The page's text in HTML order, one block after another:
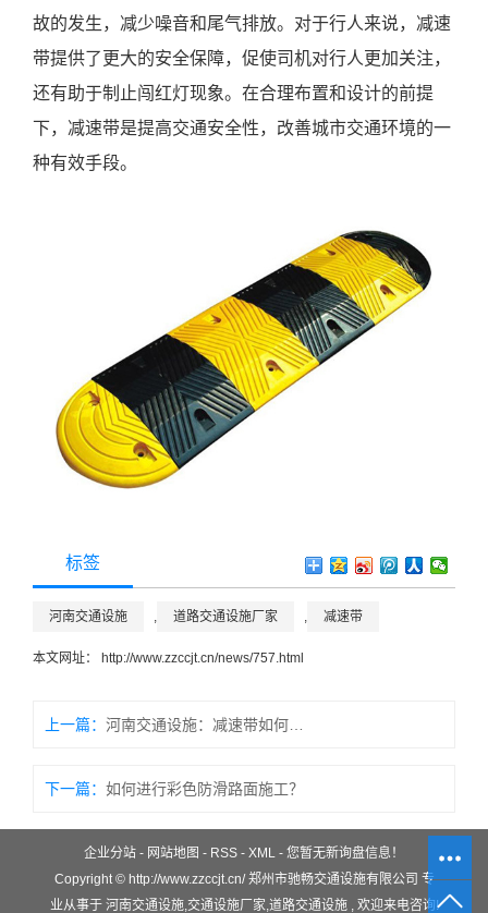
故的发生，减少噪音和尾气排放。对于行人来说，减速
带提供了更大的安全保障，促使司机对行人更加关注，
还有助于制止闯红灯现象。在合理布置和设计的前提
下，减速带是提高交通安全性，改善城市交通环境的一
种有效手段。
标签
河南交通设施 道路交通设施厂家 减速带
本文网址： http://www.zzccjt.cn/news/757.html
上一篇：
下一篇： 如何进行彩色防滑路面施工？
企业分站 - 网站地图 - RSS - XML - 您暂无新询盘信息！
Copyright © http://www.zzccjt.cn/ 郑州市驰畅交通设施有限公司 专
业从事于 河南交通设施,交通设施厂家,道路交通设施, 欢迎来电咨询!